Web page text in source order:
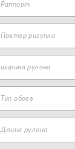
Раппорт
Повтор рисунка
ширина рулона
Тип обоев
Длина рулона